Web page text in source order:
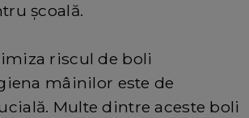
școală.
riscul de boli
mâinilor este de
Multe dintre aceste boli